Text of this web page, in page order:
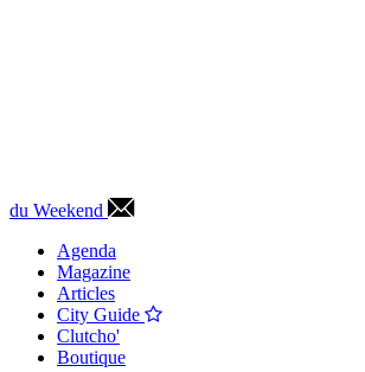
du Weekend
Agenda
Magazine
Articles
City Guide
Clutcho'
Boutique